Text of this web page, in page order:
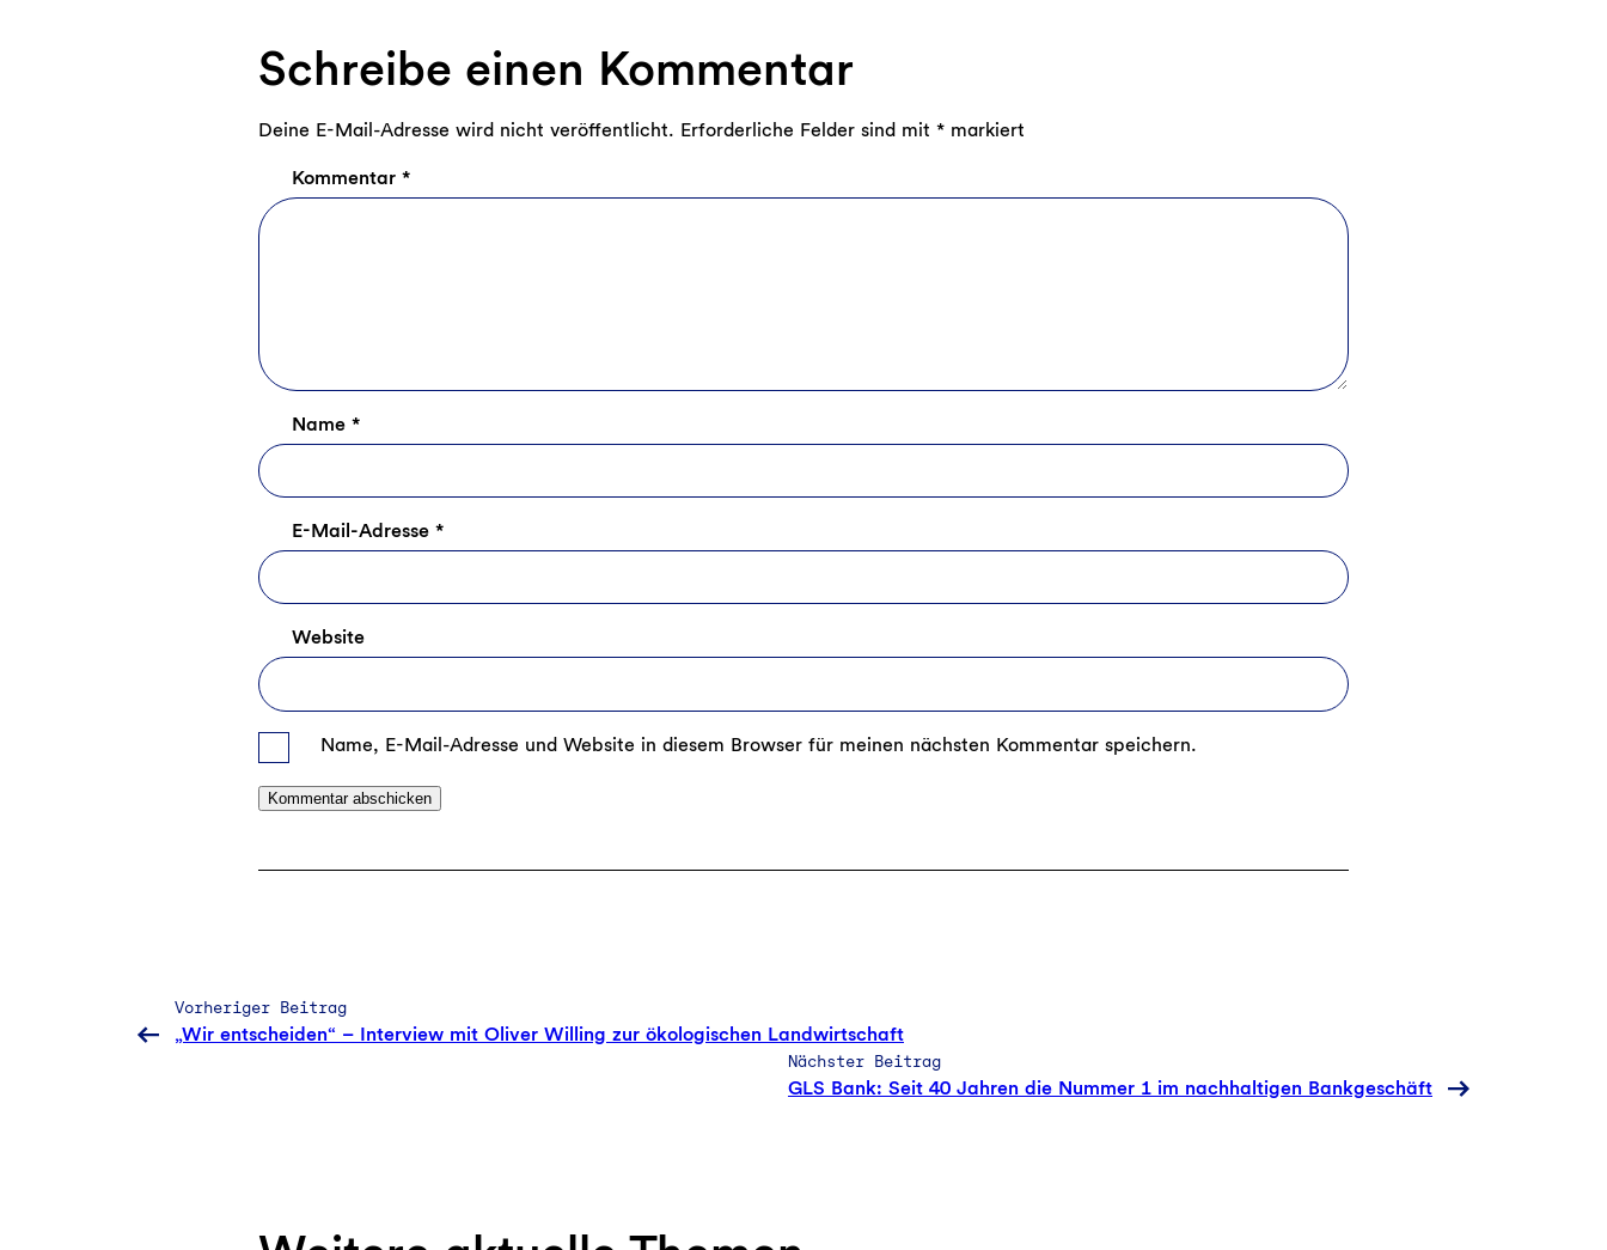
Schreibe einen Kommentar
Deine E-Mail-Adresse wird nicht veröffentlicht. Erforderliche Felder sind mit * markiert
Kommentar *
Name *
E-Mail-Adresse *
Website
Name, E-Mail-Adresse und Website in diesem Browser für meinen nächsten Kommentar speichern.
Vorheriger Beitrag
„Wir entscheiden“ – Interview mit Oliver Willing zur ökologischen Landwirtschaft
Nächster Beitrag
GLS Bank: Seit 40 Jahren die Nummer 1 im nachhaltigen Bankgeschäft